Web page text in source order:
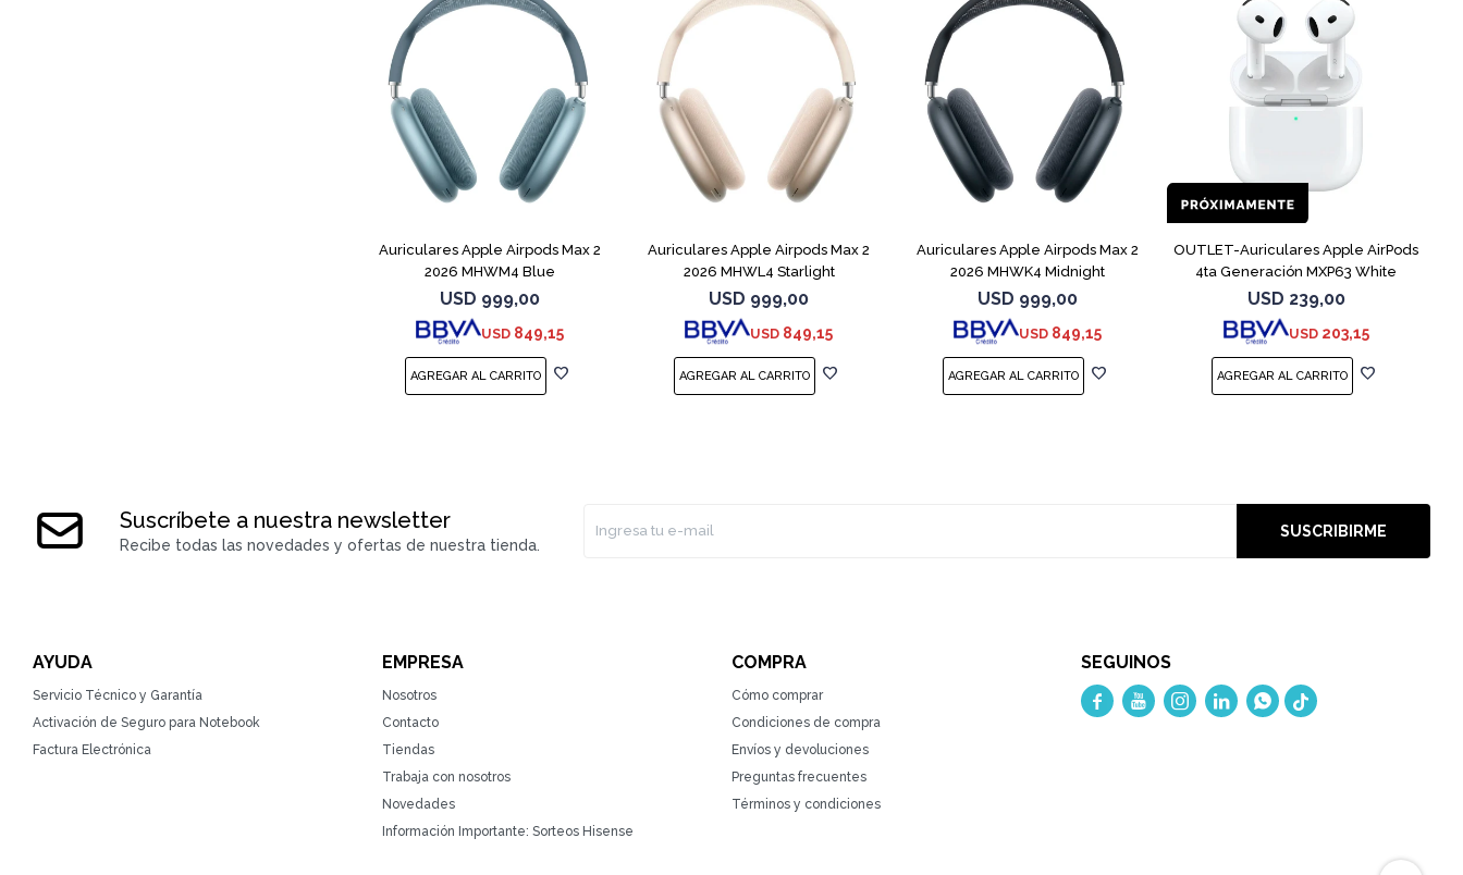
Auriculares Apple Airpods Max 2
2026 MHWM4 Blue
USD 999,00
USD 849,15
Auriculares Apple Airpods Max 2
2026 MHWL4 Starlight
USD 999,00
USD 849,15
Auriculares Apple Airpods Max 2
2026 MHWK4 Midnight
USD 999,00
USD 849,15
OUTLET-Auriculares Apple AirPods
4ta Generación MXP63 White
USD 239,00
USD 203,15
Suscríbete a nuestra newsletter
Recibe todas las novedades y ofertas de nuestra tienda.
SUSCRIBIRME
AYUDA
Servicio Técnico y Garantía
Activación de Seguro para Notebook
Factura Electrónica
EMPRESA
Nosotros
Contacto
Tiendas
Trabaja con nosotros
Novedades
Información Importante: Sorteos Hisense
COMPRA
Cómo comprar
Condiciones de compra
Envíos y devoluciones
Preguntas frecuentes
Términos y condiciones
SEGUINOS
    